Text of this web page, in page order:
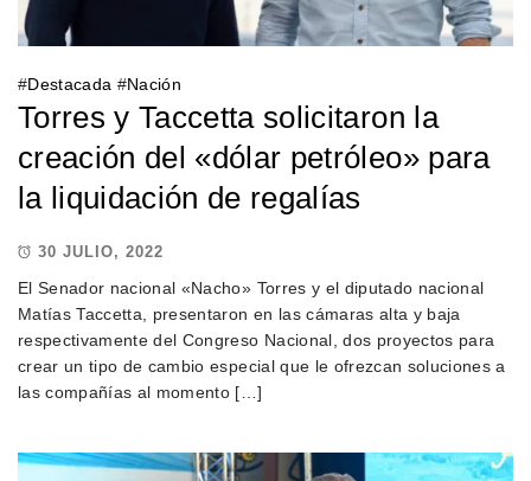
#Destacada #Nación
Torres y Taccetta solicitaron la
creación del «dólar petróleo» para
la liquidación de regalías
30 JULIO, 2022
El Senador nacional «Nacho» Torres y el diputado nacional
Matías Taccetta, presentaron en las cámaras alta y baja
respectivamente del Congreso Nacional, dos proyectos para
crear un tipo de cambio especial que le ofrezcan soluciones a
las compañías al momento […]